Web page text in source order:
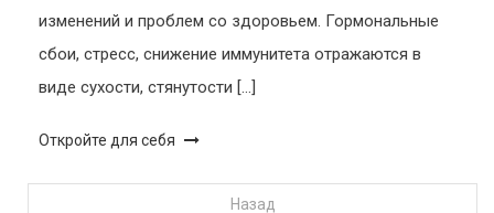
изменений и проблем со здоровьем. Гормональные
сбои, стресс, снижение иммунитета отражаются в
виде сухости, стянутости […]
Откройте для себя
Назад